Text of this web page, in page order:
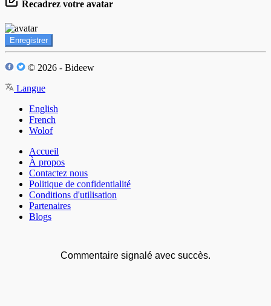
Recadrez votre avatar
Enregistrer
© 2026 - Bideew
Langue
English
French
Wolof
Accueil
À propos
Contactez nous
Politique de confidentialité
Conditions d'utilisation
Partenaires
Blogs
Commentaire signalé avec succès.